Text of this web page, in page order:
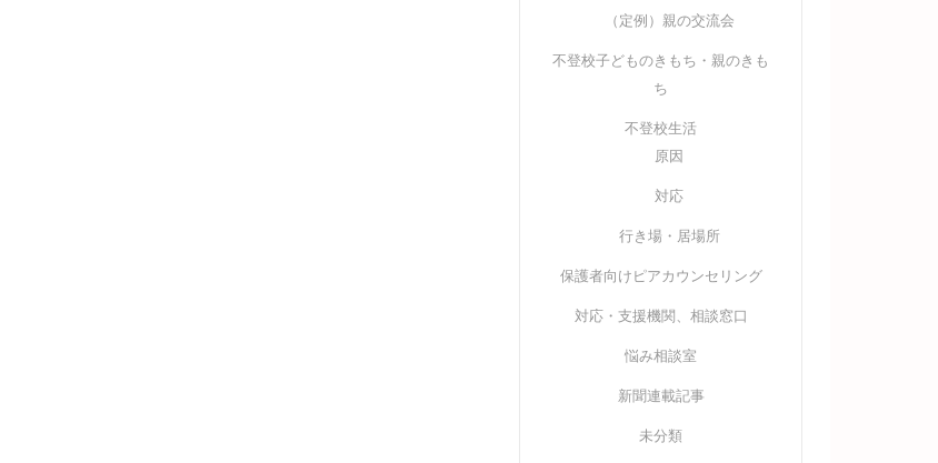
（定例）親の交流会
不登校子どものきもち・親のきも
ち
不登校生活
原因
対応
行き場・居場所
保護者向けピアカウンセリング
対応・支援機関、相談窓口
悩み相談室
新聞連載記事
未分類